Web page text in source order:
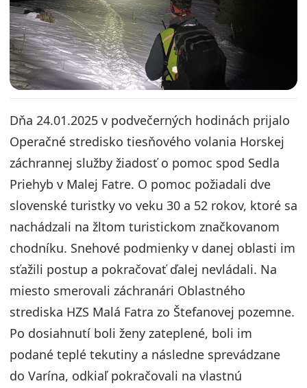
Dňa 24.01.2025 v podvečerných hodinách prijalo
Operačné stredisko tiesňového volania Horskej
záchrannej služby žiadosť o pomoc spod Sedla
Priehyb v Malej Fatre. O pomoc požiadali dve
slovenské turistky vo veku 30 a 52 rokov, ktoré sa
nachádzali na žltom turistickom značkovanom
chodníku. Snehové podmienky v danej oblasti im
sťažili postup a pokračovať ďalej nevládali. Na
miesto smerovali záchranári Oblastného
strediska HZS Malá Fatra zo Štefanovej pozemne.
Po dosiahnutí boli ženy zateplené, boli im
podané teplé tekutiny a následne sprevádzane
do Varína, odkiaľ pokračovali na vlastnú